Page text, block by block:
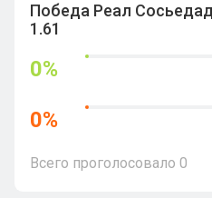
Победа Реал
1.61
0%
0%
Всего проголосовало 0